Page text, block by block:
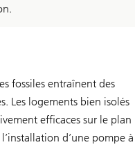
fossiles entraînent des
Les logements bien isolés
efficaces sur le plan
d’une pompe à